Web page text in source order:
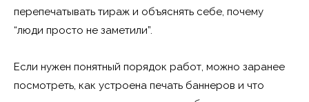
перепечатывать тираж и объяснять себе, почему
“люди просто не заметили”.
Если нужен понятный порядок работ, можно заранее
посмотреть, как устроена печать баннеров и что